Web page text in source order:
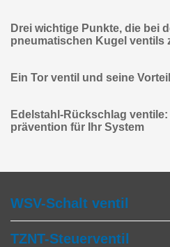
Drei wichtige Punkte, die bei
pneumatischen Kugel ventils
Ein Tor ventil und seine
Edelstahl-Rückschlag
prävention für Ihr System
WSV-Schalt ventil
TZNT-Steuerventil